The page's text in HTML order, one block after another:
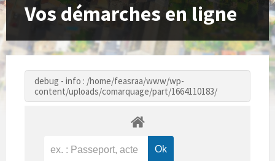
Vos démarches en ligne
debug - info : /home/feasraa/www/wp-
content/uploads/comarquage/part/1664110183/